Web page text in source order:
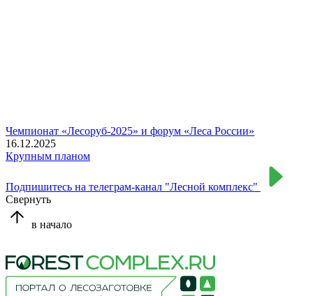
Чемпионат «Лесоруб-2025» и форум «Леса России»
16.12.2025
Крупным планом
Подпишитесь на телеграм-канал "Лесной комплекс"
Свернуть
в начало